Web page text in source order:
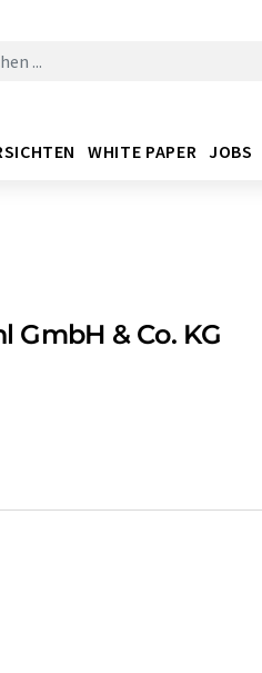
WHITE PAPER JOBS
GmbH & Co. KG